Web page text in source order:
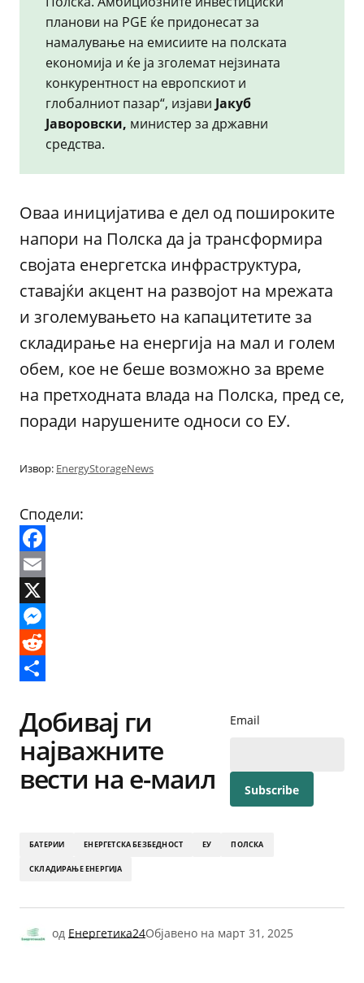
планови на PGE ќе придонесат за
намалување на емисиите на полската
економија и ќе ја зголемат нејзината
конкурентност на европскиот и
глобалниот пазар“, изјави Јакуб
Јаворовски, министер за државни
средства.
Оваа иницијатива е дел од пошироките
напори на Полска да ја трансформира
својата енергетска инфраструктура,
ставајќи акцент на развојот на мрежата
и зголемувањето на капацитетите за
складирање на енергија на мал и голем
обем, кое не беше возможно за време
на претходната влада на Полска, пред се,
поради нарушените односи со ЕУ.
Извор: EnergyStorageNews
Сподели:
Facebook
Email
X
Messenger
Reddit
Добивај ги
најважните
вести на е-маил
Email
БАТЕРИИ ЕНЕРГЕТСКА БЕЗБЕДНОСТ ЕУ ПОЛСКА
СКЛАДИРАЊЕ ЕНЕРГИЈА
од Енергетика24Објавено на март 31, 2025